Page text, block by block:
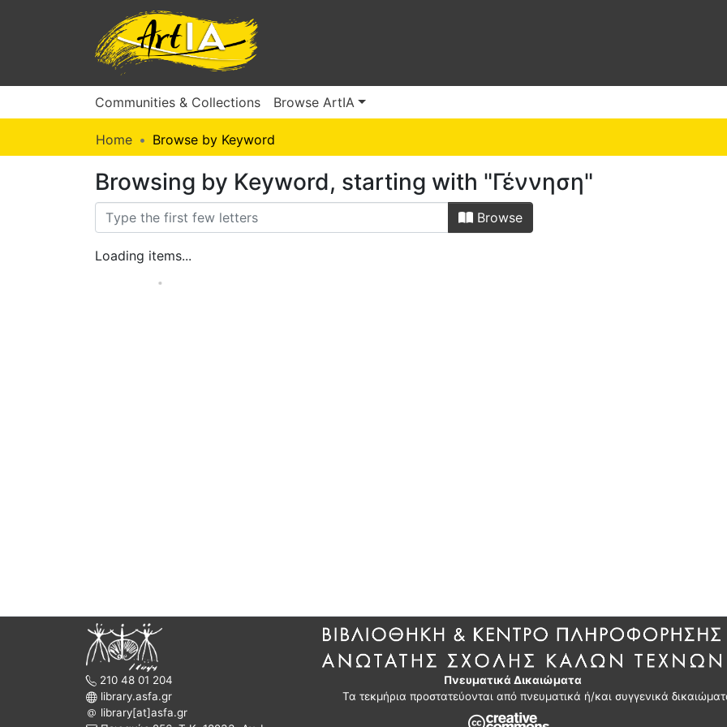
Communities & Collections Browse ArtIA
Home Browse by Keyword
Browsing by Keyword, starting with "Γέννηση"
Browse
Loading items...
210 48 01 204
library.asfa.gr
library[at]asfa.gr
Πνευματικά Δικαιώματα
Τα τεκμήρια προστατεύονται από πνευματικά ή/και συγγενικά